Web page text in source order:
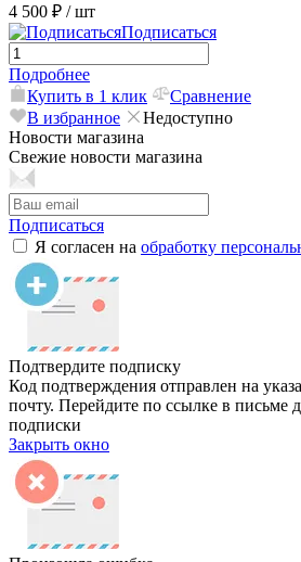
4 500 ₽ / шт
Подписаться
Подробнее
Купить в 1 клик
Сравнение
В избранное
Недоступно
Новости магазина
Свежие новости магазина
Подписаться
Я согласен на обработку
Подтвердите подписку
Код подтверждения отправлен на
почту. Перейдите по ссылке в письме
подписки
Закрыть окно